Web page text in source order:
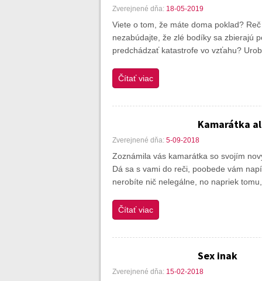
Zverejnené dňa: 18-05-2019
Viete o tom, že máte doma poklad?
nezabúdajte, že zlé bodíky sa zbierajú
predchádzať katastrofe vo vzťahu?
Čítať viac
Kamarátka
Zverejnené dňa: 5-09-2018
Zoznámila vás kamarátka so svojím
Dá sa s vami do reči, poobede vám
nerobíte nič nelegálne, no napriek
Čítať viac
Sex inak
Zverejnené dňa: 15-02-2018